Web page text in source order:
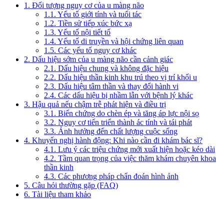
1. Đối tượng nguy cơ của u màng não
1.1. Yếu tố giới tính và tuổi tác
1.2. Tiền sử tiếp xúc bức xạ
1.3. Yếu tố nội tiết tố
1.4. Yếu tố di truyền và hội chứng liên quan
1.5. Các yếu tố nguy cơ khác
2. Dấu hiệu sớm của u màng não cần cảnh giác
2.1. Dấu hiệu chung và không đặc hiệu
2.2. Dấu hiệu thần kinh khu trú theo vị trí khối u
2.3. Dấu hiệu tâm thần và thay đổi hành vi
2.4. Các dấu hiệu bị nhầm lẫn với bệnh lý khác
3. Hậu quả nếu chậm trễ phát hiện và điều trị
3.1. Biến chứng do chèn ép và tăng áp lực nội sọ
3.2. Nguy cơ tiến triển thành ác tính và tái phát
3.3. Ảnh hưởng đến chất lượng cuộc sống
4. Khuyến nghị hành động: Khi nào cần đi khám bác sĩ?
4.1. Lưu ý các triệu chứng mới xuất hiện hoặc kéo dài
4.2. Tầm quan trọng của việc thăm khám chuyên khoa
thần kinh
4.3. Các phương pháp chẩn đoán hình ảnh
5. Câu hỏi thường gặp (FAQ)
6. Tài liệu tham khảo